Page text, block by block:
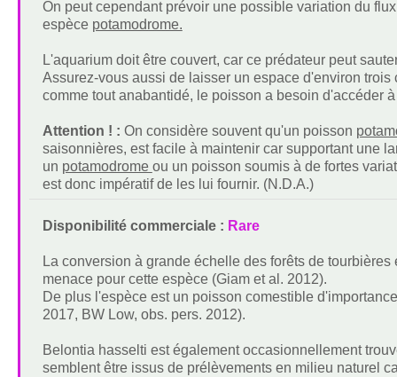
On peut cependant prévoir une possible variation du
espèce potamodrome.
L'aquarium doit être couvert, car ce prédateur peut
Assurez-vous aussi de laisser un espace d'environ
comme tout anabantidé, le poisson a besoin d'accéder
Attention ! : On considère souvent qu'un poisson
saisonnières, est facile à maintenir car supportant une
un potamodrome ou un poisson soumis à de fortes
est donc impératif de les lui fournir. (N.D.A.)
Disponibilité commerciale : Rare
La conversion à grande échelle des forêts de
menace pour cette espèce (Giam et al. 2012).
De plus l'espèce est un poisson comestible
2017, BW Low, obs. pers. 2012).
Belontia hasselti est également occasionnellement
semblent être issus de prélèvements en milieu naturel